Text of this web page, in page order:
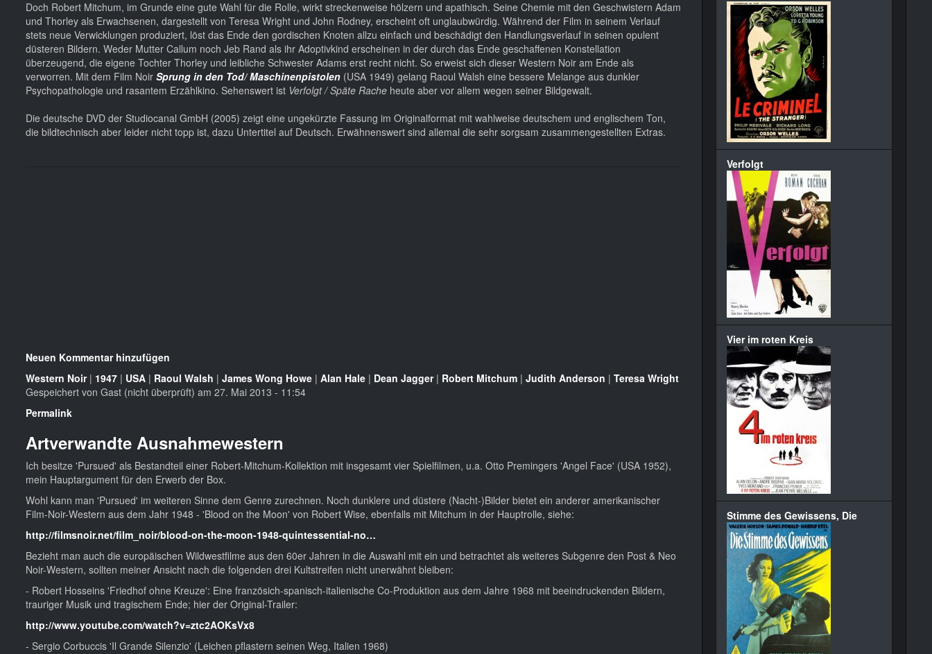
Doch Robert Mitchum, im Grunde eine gute Wahl für die Rolle, wirkt streckenweise hölzern und apathisch. Seine Chemie mit den Geschwistern Adam
und Thorley als Erwachsenen, dargestellt von Teresa Wright und John Rodney, erscheint oft unglaubwürdig. Während der Film in seinem Verlauf
stets neue Verwicklungen produziert, löst das Ende den gordischen Knoten allzu einfach und beschädigt den Handlungsverlauf in seinen opulent
düsteren Bildern. Weder Mutter Callum noch Jeb Rand als ihr Adoptivkind erscheinen in der durch das Ende geschaffenen Konstellation
überzeugend, die eigene Tochter Thorley und leibliche Schwester Adams erst recht nicht. So erweist sich dieser Western Noir am Ende als
verworren. Mit dem Film Noir Sprung in den Tod/ Maschinenpistolen (USA 1949) gelang Raoul Walsh eine bessere Melange aus dunkler
Psychopathologie und rasantem Erzählkino. Sehenswert ist Verfolgt / Späte Rache heute aber vor allem wegen seiner Bildgewalt.
Die deutsche DVD der Studiocanal GmbH (2005) zeigt eine ungekürzte Fassung im Originalformat mit wahlweise deutschem und englischem Ton,
die bildtechnisch aber leider nicht topp ist, dazu Untertitel auf Deutsch. Erwähnenswert sind allemal die sehr sorgsam zusammengestellten Extras.
Neuen Kommentar hinzufügen
Western Noir| 1947 | USA | Raoul Walsh | James Wong Howe | Alan Hale | Dean Jagger| Robert Mitchum | Judith Anderson | Teresa Wright
Gespeichert von Gast (nicht überprüft) am 27. Mai 2013 - 11:54
Permalink
Artverwandte Ausnahmewestern
Ich besitze 'Pursued' als Bestandteil einer Robert-Mitchum-Kollektion mit insgesamt vier Spielfilmen, u.a. Otto Premingers 'Angel Face' (USA 1952),
mein Hauptargument für den Erwerb der Box.
Wohl kann man 'Pursued' im weiteren Sinne dem Genre zurechnen. Noch dunklere und düstere (Nacht-)Bilder bietet ein anderer amerikanischer
Film-Noir-Western aus dem Jahr 1948 - 'Blood on the Moon' von Robert Wise, ebenfalls mit Mitchum in der Hauptrolle, siehe:
http://filmsnoir.net/film_noir/blood-on-the-moon-1948-quintessential-no…
Bezieht man auch die europäischen Wildwestfilme aus den 60er Jahren in die Auswahl mit ein und betrachtet als weiteres Subgenre den Post & Neo
Noir-Western, sollten meiner Ansicht nach die folgenden drei Kultstreifen nicht unerwähnt bleiben:
- Robert Hosseins 'Friedhof ohne Kreuze': Eine französich-spanisch-italienische Co-Produktion aus dem Jahre 1968 mit beeindruckenden Bildern,
trauriger Musik und tragischem Ende; hier der Original-Trailer:
http://www.youtube.com/watch?v=ztc2AOKsVx8
- Sergio Corbuccis 'Il Grande Silenzio' (Leichen pflastern seinen Weg, Italien 1968)
Verfolgt
Vier im roten Kreis
Stimme des Gewissens, Die